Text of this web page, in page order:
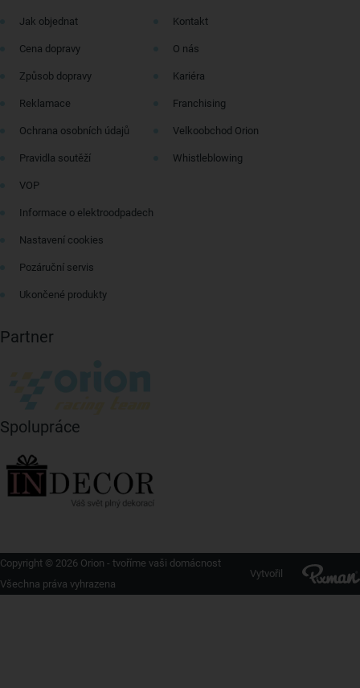
Jak objednat
Cena dopravy
Způsob dopravy
Reklamace
Ochrana osobních údajů
Pravidla soutěží
VOP
Informace o elektroodpadech
Nastavení cookies
Pozáruční servis
Ukončené produkty
Kontakt
O nás
Kariéra
Franchising
Velkoobchod Orion
Whistleblowing
Partner
Spolupráce
Copyright © 2026 Orion - tvoříme vaši domácnost
Všechna práva vyhrazena
Vytvořil